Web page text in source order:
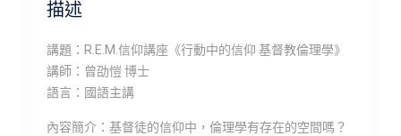
描述
講題：R.E.M.信仰講座《行動中的信仰 基督教倫理學》
講師：曾劭愷 博士
語言：國語主講
內容簡介：基督徒的信仰中，倫理學有存在的空間嗎？